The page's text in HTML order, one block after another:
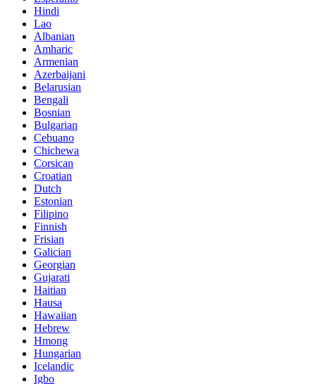
Hindi
Lao
Albanian
Amharic
Armenian
Azerbaijani
Belarusian
Bengali
Bosnian
Bulgarian
Cebuano
Chichewa
Corsican
Croatian
Dutch
Estonian
Filipino
Finnish
Frisian
Galician
Georgian
Gujarati
Haitian
Hausa
Hawaiian
Hebrew
Hmong
Hungarian
Icelandic
Igbo